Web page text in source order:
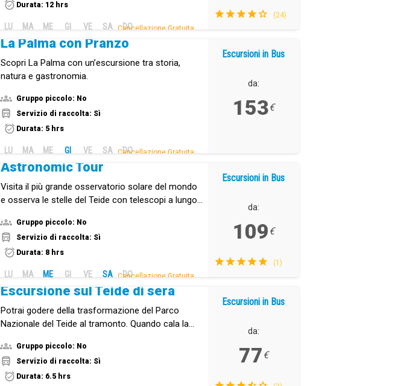
Durata: 12 hrs
LU MA ME GI VE SA DO
Cancellazione Gratuita.
(24)
La Palma con Pranzo
Scopri La Palma con un’escursione tra storia,
natura e gastronomia.
Gruppo piccolo: No
Servizio di raccolta: Sì
Durata: 5 hrs
LU MA ME GI VE SA DO
Cancellazione Gratuita.
Escursioni in Bus
da:
153€
Astronomic Tour
Visita il più grande osservatorio solare del mondo
e osserva le stelle del Teide con telescopi a lungo
Gruppo piccolo: No
Servizio di raccolta: Sì
Durata: 8 hrs
LU MA ME GI VE SA DO
Cancellazione Gratuita.
Escursioni in Bus
da:
109 €
(1)
Escursione sul Teide di sera
Potrai godere della trasformazione del Parco
Nazionale del Teide al tramonto. Quando cala la
Gruppo piccolo: No
Servizio di raccolta: Sì
Durata: 6.5 hrs
Escursioni in Bus
da:
77 €